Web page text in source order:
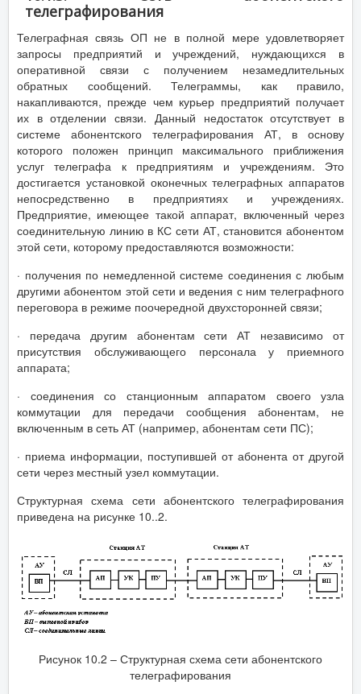
телеграфирования
Телеграфная связь ОП не в полной мере удовлетворяет
запросы предприятий и учреждений, нуждающихся в
оперативной связи с получением незамедлительных
обратных сообщений. Телеграммы, как правило,
накапливаются, прежде чем курьер предприятий получает
их в отделении связи. Данный недостаток отсутствует в
системе абонентского телеграфирования АТ, в основу
которого положен принцип максимального приближения
услуг телеграфа к предприятиям и учреждениям. Это
достигается установкой оконечных телеграфных аппаратов
непосредственно в предприятиях и учреждениях.
Предприятие, имеющее такой аппарат, включенный через
соединительную линию в КС сети АТ, становится абонентом
этой сети, которому предоставляются возможности:
· получения по немедленной системе соединения с любым
другими абонентом этой сети и ведения с ним телеграфного
переговора в режиме поочередной двухсторонней связи;
· передача другим абонентам сети АТ независимо от
присутствия обслуживающего персонала у приемного
аппарата;
· соединения со станционным аппаратом своего узла
коммутации для передачи сообщения абонентам, не
включенным в сеть АТ (например, абонентам сети ПС);
· приема информации, поступившей от абонента от другой
сети через местный узел коммутации.
Структурная схема сети абонентского телеграфирования
приведена на рисунке 10..2.
Рисунок 10.2 – Структурная схема сети абонентского
телеграфирования